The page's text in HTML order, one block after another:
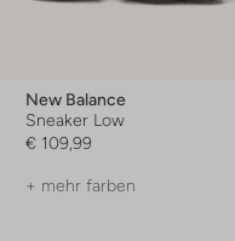
New Balance
Sneaker Low
€ 109,99
+ mehr farben